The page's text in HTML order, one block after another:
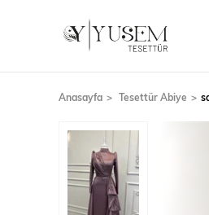
Anasayfa Tesettür Abiye